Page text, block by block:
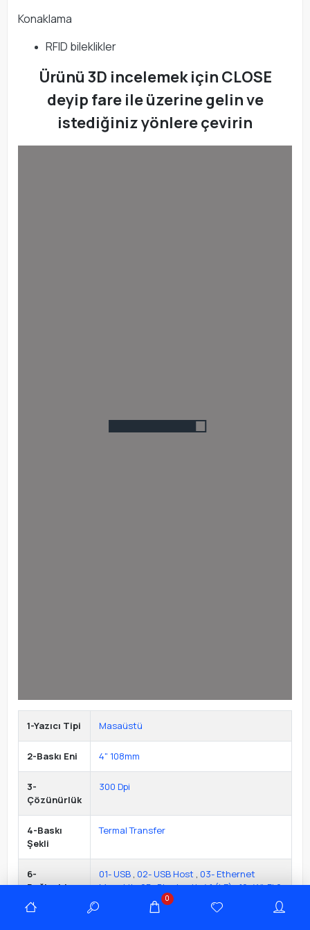
Konaklama
RFID bileklikler
Ürünü 3D incelemek için CLOSE
deyip fare ile üzerine gelin ve
istediğiniz yönlere çevirin
1-Yazıcı Tipi Masaüstü
2-Baskı Eni 4" 108mm
3-
Çözünürlük
300 Dpi
4-Baskı
Şekli
Termal Transfer
6-
Bağlantılar
01- USB, 02- USB Host , 03- Ethernet
Megabit,05- Bluetooth 4.1 (LE),16- Wi-Fi 6
23- Seri (RS232)
0